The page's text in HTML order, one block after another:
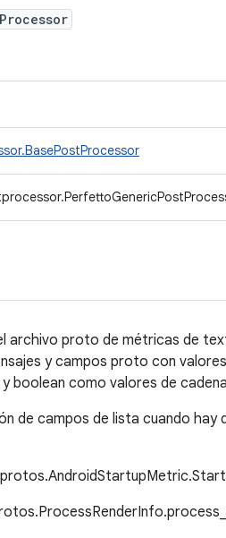
archivo proto de métricas de
y campos proto con
boolean como valores de
de campos de lista cuando